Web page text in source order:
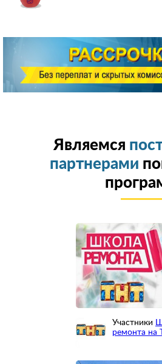
Являемся
партнерами
Участники
ремонта на